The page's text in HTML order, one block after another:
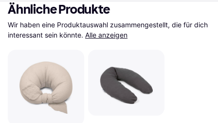
Ähnliche Produkte
Wir haben eine Produktauswahl zusammengestellt, die für dich
interessant sein könnte. Alle anzeigen